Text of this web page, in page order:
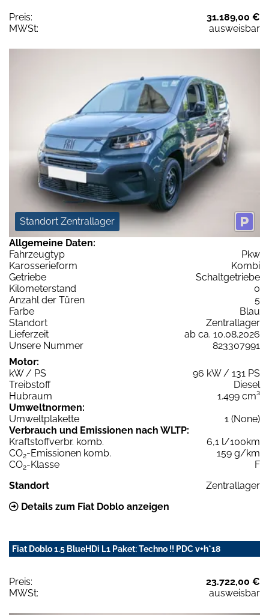
Preis:
31.189,00 €
MWSt:
ausweisbar
Standort Zentrallager
Allgemeine Daten:
Fahrzeugtyp
Pkw
Karosserieform
Kombi
Getriebe
Schaltgetriebe
Kilometerstand
0
Anzahl der Türen
5
Farbe
Blau
Standort
Zentrallager
Lieferzeit
ab ca. 10.08.2026
Unsere Nummer
823307991
Motor:
kW / PS
96 kW / 131 PS
Treibstoff
Diesel
Hubraum
1.499 cm³
Umweltnormen:
Umweltplakette
1 (None)
Verbrauch und Emissionen nach WLTP:
Kraftstoffverbr. komb.
6,1 l/100km
CO2-Emissionen komb.
159 g/km
CO2-Klasse
F
Standort
Zentrallager
Details zum Fiat Doblo anzeigen
Fiat Doblo 1.5 BlueHDi L1 Paket: Techno !! PDC v+h*18
Preis:
23.722,00 €
MWSt:
ausweisbar